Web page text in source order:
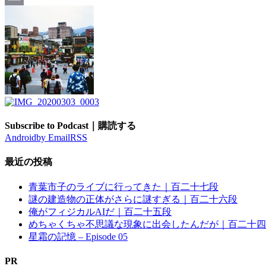
Subscribe to Podcast｜購読する
Androidby EmailRSS
最近の投稿
青葉市子のライブに行ってきた｜百二十七段
謎の建造物の正体がさらに謎すぎる｜百二十六段
俺がフィジカルAIだ｜百二十五段
めちゃくちゃ不思議な現象に出会したんだが｜百二十
星霜の記憶 – Episode 05
PR